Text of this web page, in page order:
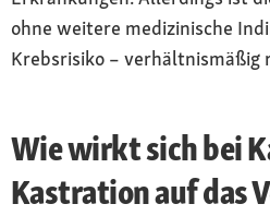
ohne weitere medizinische
Krebsrisiko – verhältnismäßig
Wie wirkt sich bei
Kastration auf das